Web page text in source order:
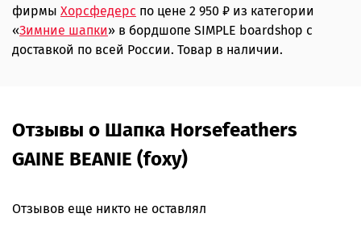
фирмы Хорсфедерс по цене 2 950 ₽ из категории
«Зимние шапки» в бордшопе SIMPLE boardshop с
доставкой по всей России. Товар в наличии.
Отзывы о Шапка Horsefeathers
GAINE BEANIE (foxy)
Отзывов еще никто не оставлял